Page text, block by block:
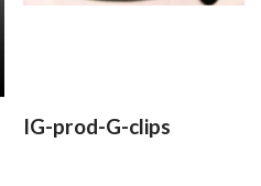
IG-prod-G-clips